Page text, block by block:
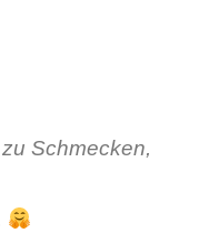
Schmecken,